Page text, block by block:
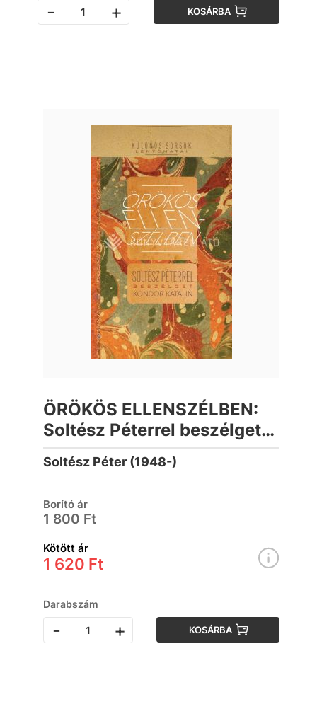
- + KOSÁRBA
ÖRÖKÖS ELLENSZÉLBEN:
Soltész Péterrel beszélget
Kondor Katalin
Soltész Péter (1948-)
Borító ár
1 800 Ft
Kötött ár
1 620 Ft
Darabszám
- + KOSÁRBA